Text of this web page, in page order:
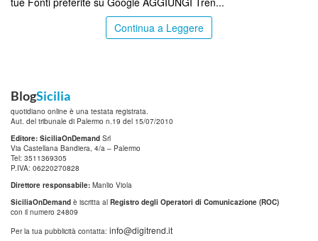
Continua a Leggere
BlogSicilia
quotidiano online è una testata registrata.
Aut. del tribunale di Palermo n.19 del 15/07/2010
Editore: SiciliaOnDemand Srl
Via Castellana Bandiera, 4/a – Palermo
Tel: 3511369305
P.IVA: 06220270828
Direttore responsabile: Manlio Viola
SiciliaOnDemand è iscritta al Registro degli Operatori di Comunicazione (ROC)
con il numero 24809
Per la tua pubblicità contatta: info@digitrend.it